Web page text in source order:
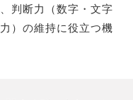
判断力（数字・文字
）の維持に役立つ機